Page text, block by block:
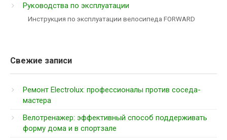
Руководства по эксплуатации
Инструкция по эксплуатации велосипеда FORWARD
Свежие записи
Ремонт Electrolux: профессионалы против соседа-
мастера
Велотренажер: эффективный способ поддерживать
форму дома и в спортзале